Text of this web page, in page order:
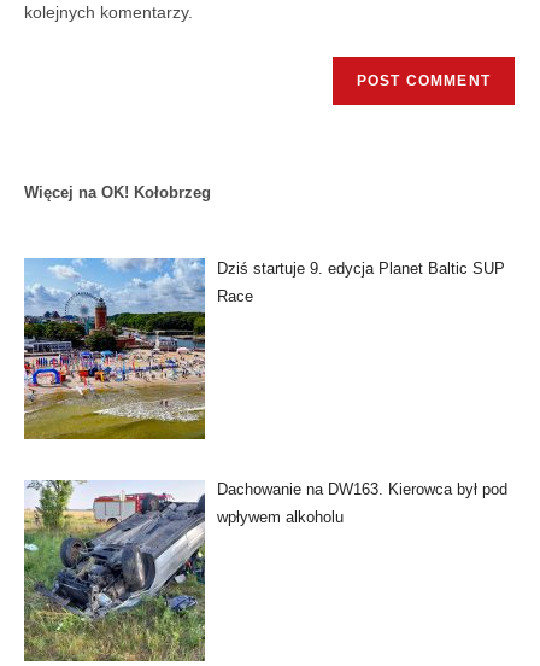
kolejnych komentarzy.
Więcej na OK! Kołobrzeg
Dziś startuje 9. edycja Planet Baltic SUP
Race
Dachowanie na DW163. Kierowca był pod
wpływem alkoholu